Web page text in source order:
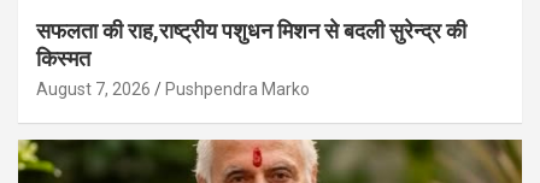
सफलता की राह,राष्ट्रीय पशुधन मिशन से बदली सुरेन्द्र की
किस्मत
August 7, 2026 Pushpendra Marko